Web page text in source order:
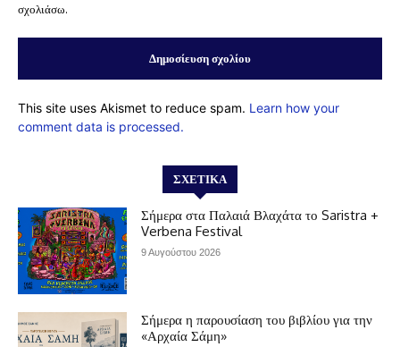
σχολιάσω.
This site uses Akismet to reduce spam. Learn how your
comment data is processed.
ΣΧΕΤΙΚΆ
Σήμερα στα Παλαιά Βλαχάτα το Saristra +
Verbena Festival
9 Αυγούστου 2026
Σήμερα η παρουσίαση του βιβλίου για την
«Αρχαία Σάμη»